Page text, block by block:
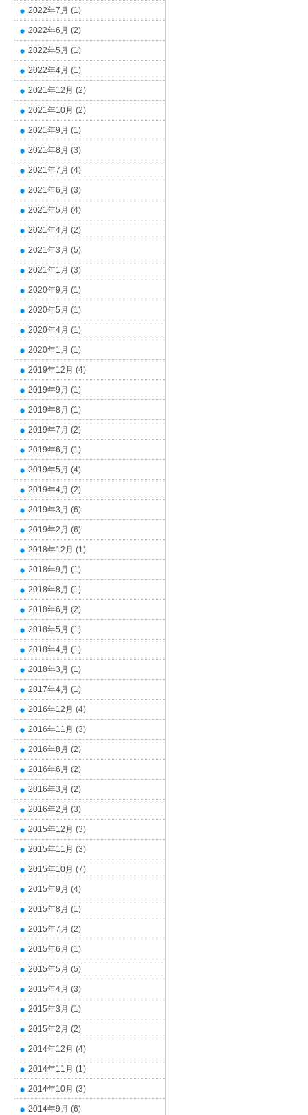
2022年7月 (1)
2022年6月 (2)
2022年5月 (1)
2022年4月 (1)
2021年12月 (2)
2021年10月 (2)
2021年9月 (1)
2021年8月 (3)
2021年7月 (4)
2021年6月 (3)
2021年5月 (4)
2021年4月 (2)
2021年3月 (5)
2021年1月 (3)
2020年9月 (1)
2020年5月 (1)
2020年4月 (1)
2020年1月 (1)
2019年12月 (4)
2019年9月 (1)
2019年8月 (1)
2019年7月 (2)
2019年6月 (1)
2019年5月 (4)
2019年4月 (2)
2019年3月 (6)
2019年2月 (6)
2018年12月 (1)
2018年9月 (1)
2018年8月 (1)
2018年6月 (2)
2018年5月 (1)
2018年4月 (1)
2018年3月 (1)
2017年4月 (1)
2016年12月 (4)
2016年11月 (3)
2016年8月 (2)
2016年6月 (2)
2016年3月 (2)
2016年2月 (3)
2015年12月 (3)
2015年11月 (3)
2015年10月 (7)
2015年9月 (4)
2015年8月 (1)
2015年7月 (2)
2015年6月 (1)
2015年5月 (5)
2015年4月 (3)
2015年3月 (1)
2015年2月 (2)
2014年12月 (4)
2014年11月 (1)
2014年10月 (3)
2014年9月 (6)